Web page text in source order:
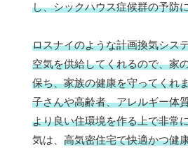
し、シックハウス症候群の予防
ロスナイのような計画換気シス
空気を供給してくれるので、家
保ち、家族の健康を守ってくれ
子さんや高齢者、アレルギー体
より良い住環境を作る上で非常
気は、 高気密住宅で快適かつ健